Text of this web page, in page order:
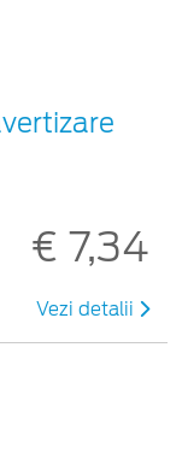
€ 7,34
Vezi detalii